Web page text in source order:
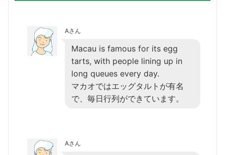
Aさん
Macau is famous for its egg
tarts, with people lining up in
long queues every day.
マカオではエッグタルトが有名
で、毎日行列ができています。
Aさん